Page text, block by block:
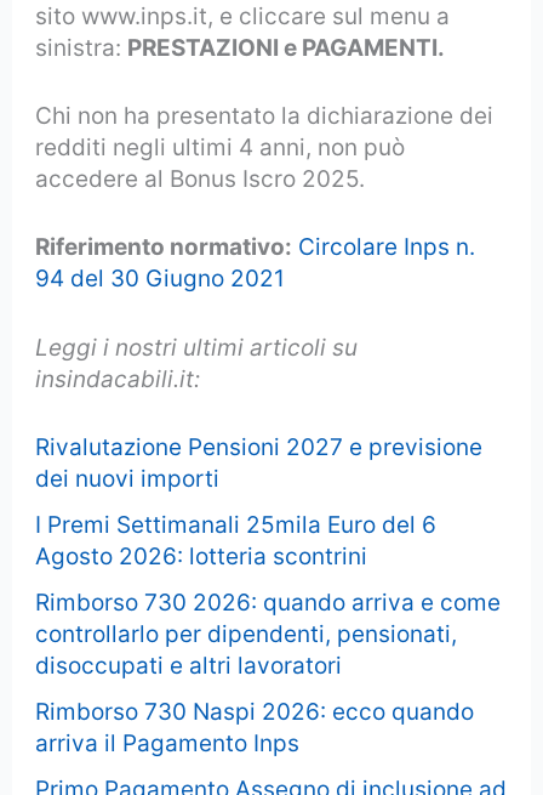
sito www.inps.it, e cliccare sul menu a
sinistra: PRESTAZIONI e PAGAMENTI.
Chi non ha presentato la dichiarazione dei
redditi negli ultimi 4 anni, non può
accedere al Bonus Iscro 2025.
Riferimento normativo: Circolare Inps n.
94 del 30 Giugno 2021
Leggi i nostri ultimi articoli su
insindacabili.it:
Rivalutazione Pensioni 2027 e previsione
dei nuovi importi
I Premi Settimanali 25mila Euro del 6
Agosto 2026: lotteria scontrini
Rimborso 730 2026: quando arriva e come
controllarlo per dipendenti, pensionati,
disoccupati e altri lavoratori
Rimborso 730 Naspi 2026: ecco quando
arriva il Pagamento Inps